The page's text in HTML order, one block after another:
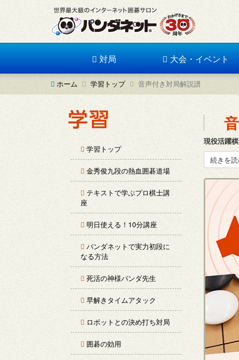
対局 大会・イベント
ホーム 学習トップ 音声付き対局解説譜
学習トップ
金秀俊九段の熱血囲碁道場
テキストで学ぶプロ棋士講
座
明日使える！10分講座
パンダネットで実力初段に
なる方法
死活の神様パンダ先生
早解きタイムアタック
ロボットとの決め打ち対局
囲碁の効用
現役活躍
続きを